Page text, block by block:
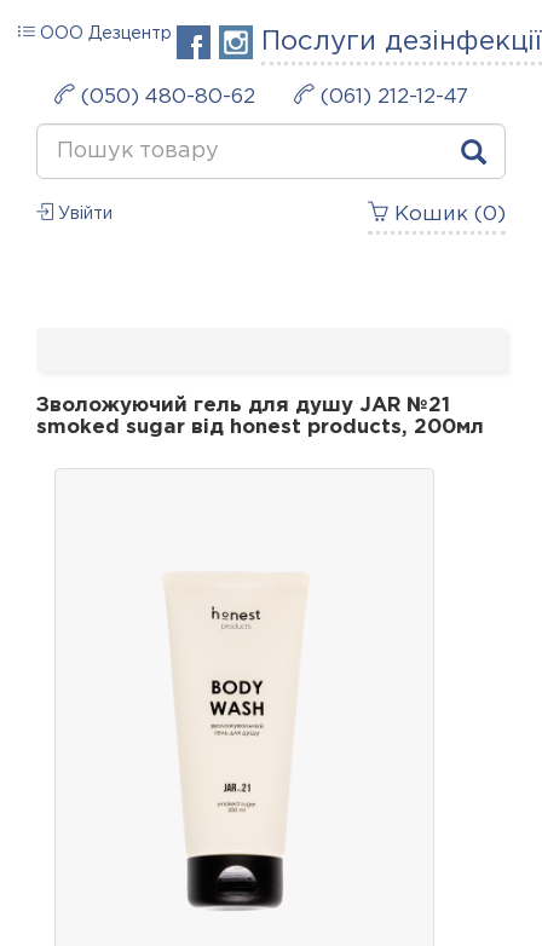
Послуги дезінфекції
ООО Дезцентр
(050) 480-80-62 (061) 212-12-47
Кошик ( 0 )
Увійти
Зволожуючий гель для душу JAR №21
smoked sugar від honest products, 200мл